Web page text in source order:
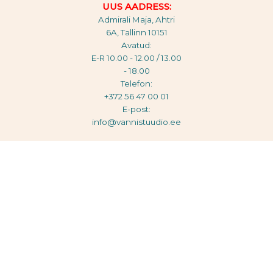
UUS AADRESS:
Admirali Maja, Ahtri
6A, Tallinn 10151
Avatud:
E-R 10.00 - 12.00 / 13.00
- 18.00
Telefon:
+372 56 47 00 01
E-post:
info@vannistuudio.ee